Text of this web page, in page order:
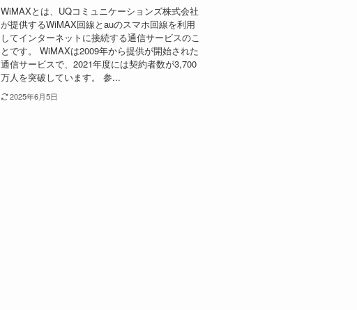
WiMAXとは、UQコミュニケーションズ株式会社
が提供するWiMAX回線とauのスマホ回線を利用
してインターネットに接続する通信サービスのこ
とです。 WiMAXは2009年から提供が開始された
通信サービスで、2021年度には契約者数が3,700
万人を突破しています。 参...
2025年6月5日